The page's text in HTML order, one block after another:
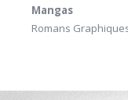
Mangas
Romans